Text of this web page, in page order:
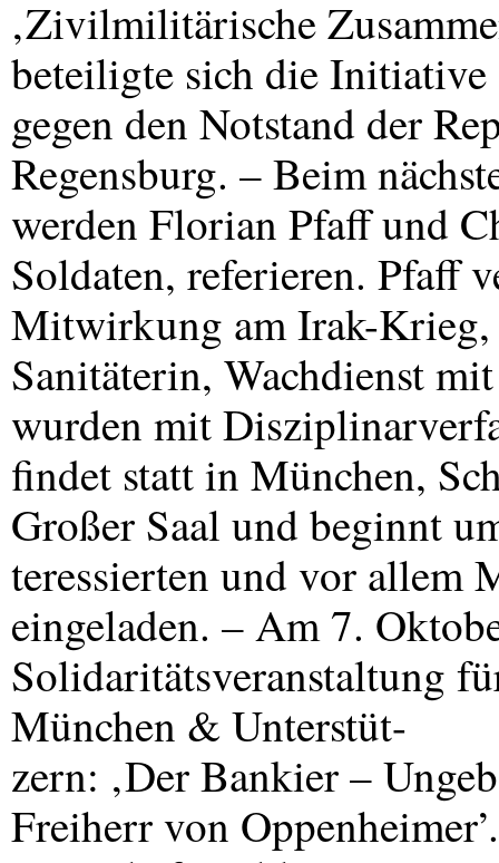
‚Zivilmilitärische
beteiligte sich die Initiative
gegen den Notstand der
Regensburg. – Beim
werden Florian Pfaff und
Soldaten, referieren. Pfaff
Mitwirkung am Irak-Krieg,
Sanitäterin, Wachdienst
wurden mit
findet statt in München,
Großer Saal und beginnt
teressierten und vor allem
eingeladen. – Am 7.
Solidaritätsveranstaltung
München & Unterstüt-
zern: ‚Der Bankier –
Freiherr von